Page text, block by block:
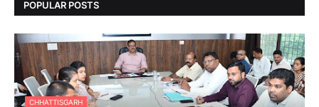
POPULAR POSTS
CHHATTISGARH